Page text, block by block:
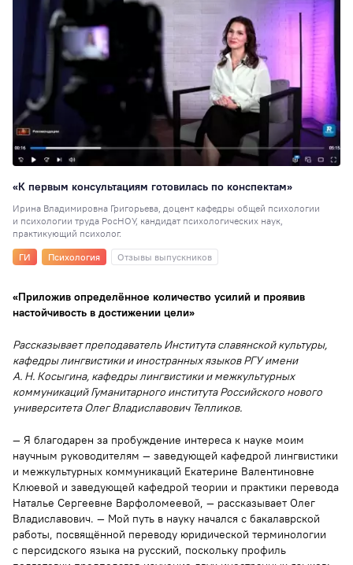
«К первым консультациям готовилась по конспектам»
Ирина Владимировна Григорьева, доцент кафедры общей психологии
и психологии труда РосНОУ, кандидат психологических наук,
практикующий психолог.
ГИ
Психология Отзывы выпускников
«Приложив определённое количество усилий и проявив
настойчивость в достижении цели»
Рассказывает преподаватель Института славянской культуры,
кафедры лингвистики и иностранных языков РГУ имени
А. Н. Косыгина, кафедры лингвистики и межкультурных
коммуникаций Гуманитарного института Российского нового
университета Олег Владиславович Тепликов.
— Я благодарен за пробуждение интереса к науке моим
научным руководителям — заведующей кафедрой лингвистики
и межкультурных коммуникаций Екатерине Валентиновне
Клюевой и заведующей кафедрой теории и практики перевода
Наталье Сергеевне Варфоломеевой, — рассказывает Олег
Владиславович. — Мой путь в науку начался с бакалаврской
работы, посвящённой переводу юридической терминологии
с персидского языка на русский, поскольку профиль